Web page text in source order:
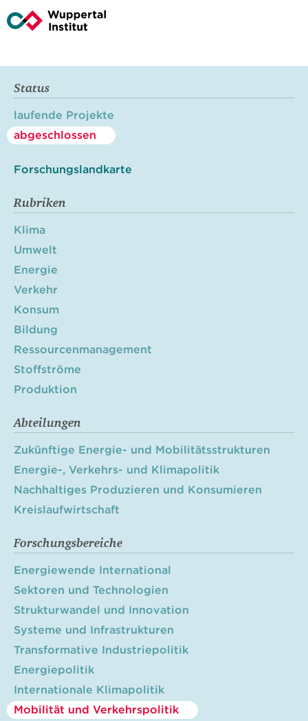
Status
laufende Projekte
abgeschlossen
Forschungslandkarte
Rubriken
Klima
Umwelt
Energie
Verkehr
Konsum
Bildung
Ressourcenmanagement
Stoffströme
Produktion
Abteilungen
Zukünftige Energie- und Mobilitätsstrukturen
Energie-, Verkehrs- und Klimapolitik
Nachhaltiges Produzieren und Konsumieren
Kreislaufwirtschaft
Forschungsbereiche
Energiewende International
Sektoren und Technologien
Strukturwandel und Innovation
Systeme und Infrastrukturen
Transformative Industriepolitik
Energiepolitik
Internationale Klimapolitik
Mobilität und Verkehrspolitik